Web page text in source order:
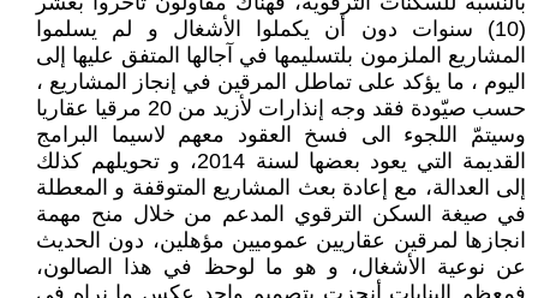
(10) سنوات دون أن يكملوا الأشغال و لم يسلموا
المشاريع الملزمون بلتسليمها في آجالها المتفق عليها إلى
اليوم ، ما يؤكد على تماطل المرقين في إنجاز المشاريع ،
حسب صيّودة فقد وجه إنذارات لأزيد من 20 مرقيا عقاريا
وسيتمّ اللجوء الى فسخ العقود معهم لاسيما البرامج
القديمة التي يعود بعضها لسنة 2014، و تحويلهم كذلك
إلى العدالة، مع إعادة بعث المشاريع المتوقفة و المعطلة
في صيغة السكن الترقوي المدعم من خلال منح مهمة
انجازها لمرقين عقاريين عموميين مؤهلين، دون الحديث
عن نوعية الأشغال، و هو ما لوحظ في هذا الصالون،